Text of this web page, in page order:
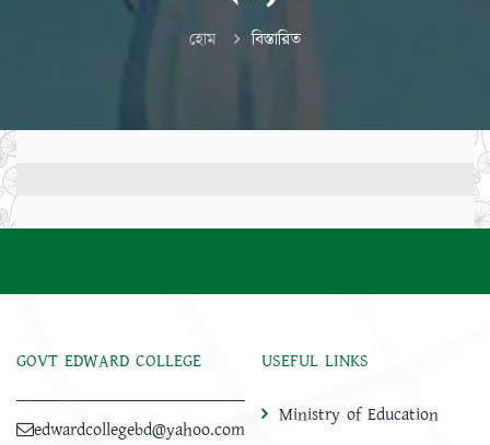
হোম বিস্তারিত
GOVT EDWARD COLLEGE
edwardcollegebd@yahoo.com
USEFUL LINKS
Ministry of Education